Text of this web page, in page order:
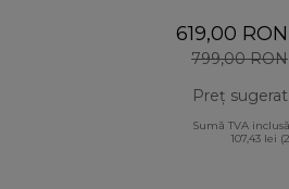
619,00 RON
799,00 RON
Preț sugerat
Sumă TVA
107,43 lei